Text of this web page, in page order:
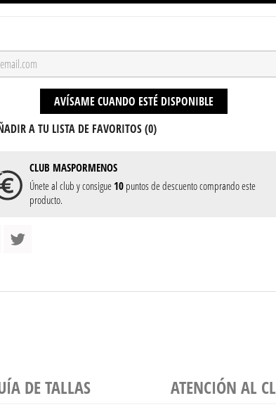
AVÍSAME CUANDO ESTÉ DISPONIBLE
A TU LISTA DE FAVORITOS (0)
CLUB MASPORMENOS
Únete al club y consigue 10puntos de descuento comprando este
producto.
DE TALLAS ATENCIÓN AL